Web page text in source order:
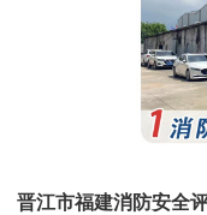
晋江市福建消防安全